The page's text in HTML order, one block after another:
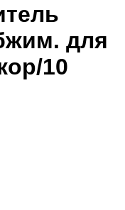
для
10